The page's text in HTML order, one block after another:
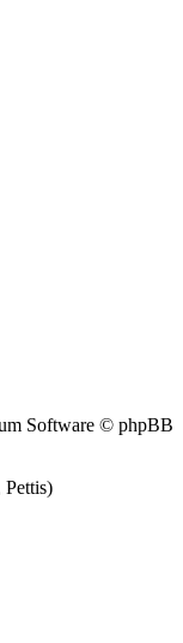
Software © phpBB